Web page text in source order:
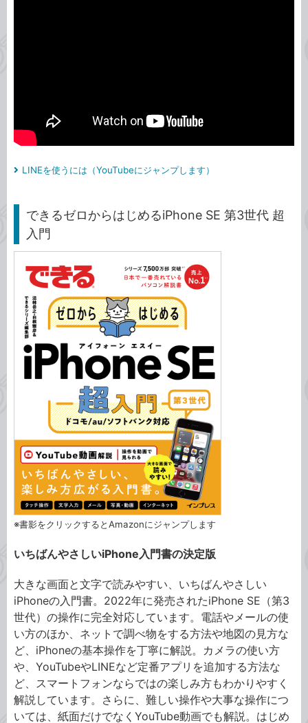
LINEを使うには（YouTubeにジャンプします）
できるゼロからはじめるiPhone SE 第3世代 超
入門
※書影をクリックするとAmazonにジャンプします
いちばんやさしいiPhone入門書の決定版
大きな画面と文字で読みやすい、いちばんやさしい
iPhoneの入門書。2022年に発売されたiPhone SE（第3
世代）の操作に完全対応しています。電話やメールの使
い方のほか、ネットで調べ物をする方法や地図の見方な
ど、iPhoneの基本操作を丁寧に解説。カメラの使い方
や、YouTubeやLINEなど定番アプリを追加する方法な
ど、スマートフォンならではの楽しみ方もわかりやすく
解説しています。さらに、難しい操作や大事な操作につ
いては、紙面だけでなくYouTube動画でも解説。はじめ